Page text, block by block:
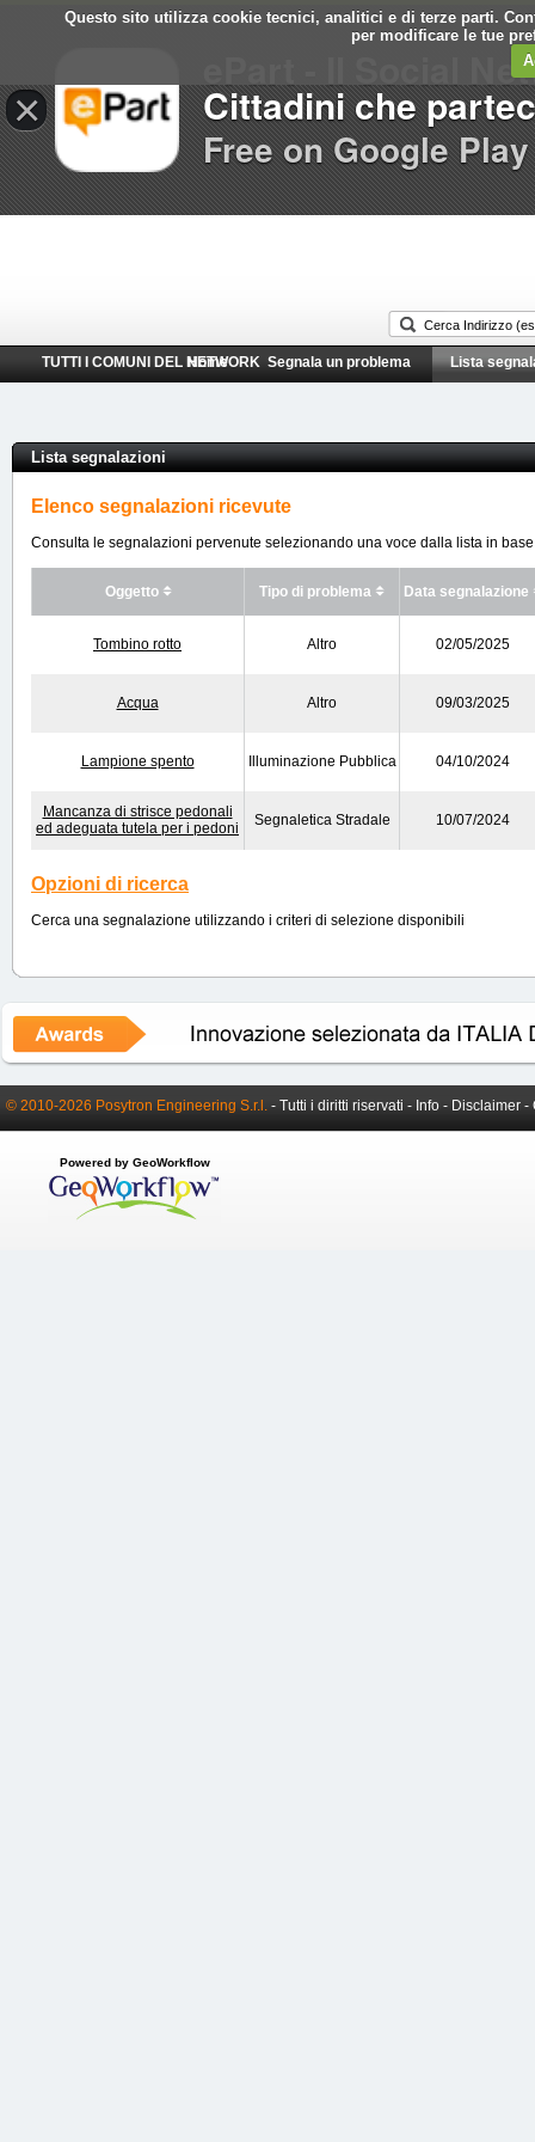
Questo sito utilizza cookie tecnici, analitici e di terze parti.
per modificare le tue
TUTTI I COMUNI DEL NETWORK
Home Segnala un problema Lista
Lista segnalazioni
Elenco segnalazioni ricevute
Consulta le segnalazioni pervenute selezionando una voce dalla lista in
Oggetto Tipo di problema Data segnalazione
Tombino rotto Altro 02/05/2025
Acqua Altro 09/03/2025
Lampione spento Illuminazione Pubblica 04/10/2024
Mancanza di strisce pedonali
ed adeguata tutela per i pedoni
Segnaletica Stradale 10/07/2024
Opzioni di ricerca
Cerca una segnalazione utilizzando i criteri di selezione disponibili
© 2010-2026 Posytron Engineering S.r.l. - Tutti i diritti riservati - Info - Disclaimer -
Powered by GeoWorkflow
×
ePart - Il Social
Cittadini che
Free on Google Play